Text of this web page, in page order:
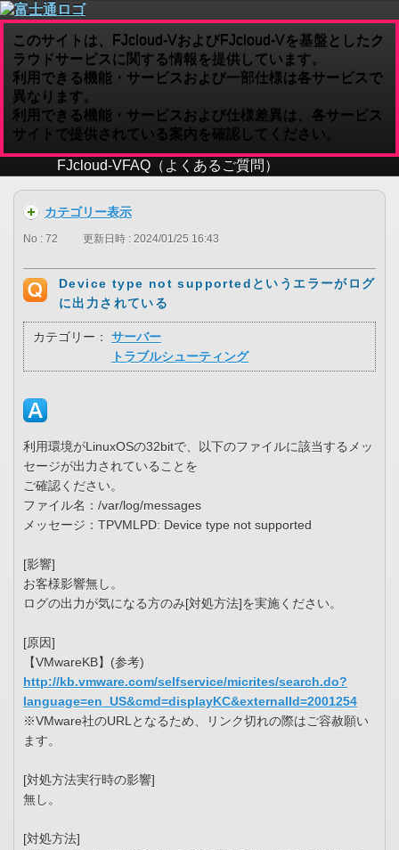
このサイトは、FJcloud-VおよびFJcloud-Vを基盤としたク
ラウドサービスに関する情報を提供しています。
利用できる機能・サービスおよび一部仕様は各サービスで
異なります。
利用できる機能・サービスおよび仕様差異は、各サービス
サイトで提供されている案内を確認してください。
FJcloud-VFAQ（よくあるご質問）
カテゴリー表示
No : 72 更新日時 : 2024/01/25 16:43
Device type not supportedというエラーがログ
に出力されている
カテゴリー：
サーバー
トラブルシューティング
利用環境がLinuxOSの32bitで、以下のファイルに該当するメッ
セージが出力されていることを
ご確認ください。
ファイル名：/var/log/messages
メッセージ：TPVMLPD: Device type not supported
[影響]
お客様影響無し。
ログの出力が気になる方のみ[対処方法]を実施ください。
[原因]
【VMwareKB】(参考)
http://kb.vmware.com/selfservice/micrites/search.do?
language=en_US&cmd=displayKC&externalId=2001254
※VMware社のURLとなるため、リンク切れの際はご容赦願い
ます。
[対処方法実行時の影響]
無し。
[対処方法]